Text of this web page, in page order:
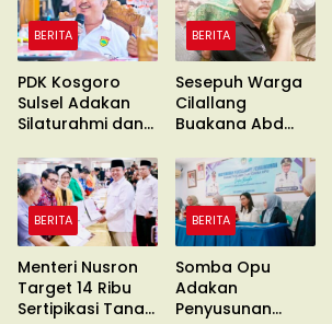
BERITA
PDK Kosgoro
Sulsel Adakan
Silaturahmi dan
BERITA
Sesepuh Warga
Cilallang
Buakana Abd
Wafat
BERITA
Menteri Nusron
Target 14 Ribu
Sertipikasi Tanah
BERITA
Somba Opu
Adakan
Penyusunan